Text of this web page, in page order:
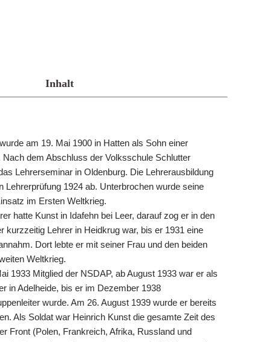
Inhalt
am 19. Mai 1900 in Hatten als Sohn einer
Nach dem Abschluss der Volksschule Schlutter
Lehrerseminar in Oldenburg. Die Lehrerausbildung
Lehrerprüfung 1924 ab. Unterbrochen wurde seine
im Ersten Weltkrieg.
hatte Kunst in Idafehn bei Leer, darauf zog er in den
kurzzeitig Lehrer in Heidkrug war, bis er 1931 eine
Dort lebte er mit seiner Frau und den beiden
Weltkrieg.
1933 Mitglied der NSDAP, ab August 1933 war er als
in Adelheide, bis er im Dezember 1938
wurde. Am 26. August 1939 wurde er bereits
Als Soldat war Heinrich Kunst die gesamte Zeit des
Front (Polen, Frankreich, Afrika, Russland und